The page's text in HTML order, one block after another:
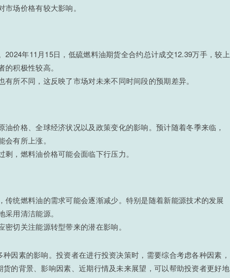
场价格有较大影响。
2024年11月15日，低硫燃料油期货全合约总计成交12.39万手，较上
积极性较高。
所不同，这反映了市场对未来不同时间段的预期差异。
价格、全球经济状况以及政策变化的影响。预计随着冬季来临，
有所上涨。
，燃料油价格可能会面临下行压力。
传统燃料油的需求可能会逐渐减少。特别是随着新能源技术的发展
用清洁能源。
切关注能源转型带来的潜在影响。
因素的影响。投资者在进行投资决策时，需要综合考虑各种因素，
的背景、影响因素、近期行情及未来展望，可以帮助投资者更好地